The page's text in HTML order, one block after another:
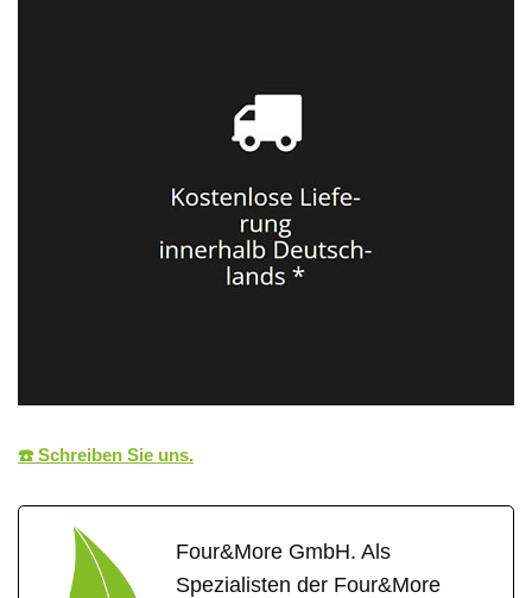
☎️ Schreiben Sie uns.
Four&More GmbH. Als
Spezialisten der Four&More